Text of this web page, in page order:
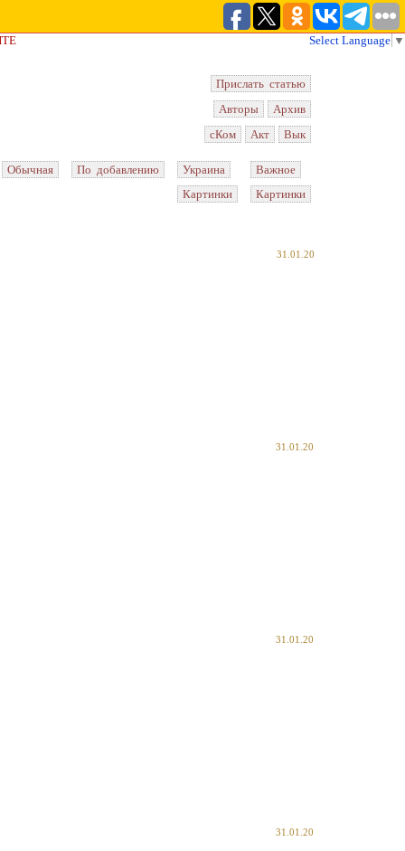
Select Language ▼
Прислать статью
Авторы
Архив
сКом
Акт Вык
Обычная По добавлению
Украина
Картинки
Важное
Картинки
31.01.20
31.01.20
31.01.20
31.01.20